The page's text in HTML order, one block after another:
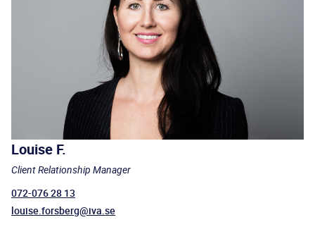
Louise F.
Client Relationship Manager
072-076 28 13
louise.forsberg@iva.se